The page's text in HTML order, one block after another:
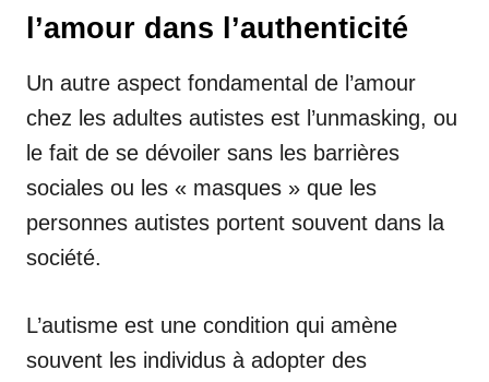
l’amour dans l’authenticité
Un autre aspect fondamental de l’amour
chez les adultes autistes est l’unmasking, ou
le fait de se dévoiler sans les barrières
sociales ou les « masques » que les
personnes autistes portent souvent dans la
société.
L’autisme est une condition qui amène
souvent les individus à adopter des